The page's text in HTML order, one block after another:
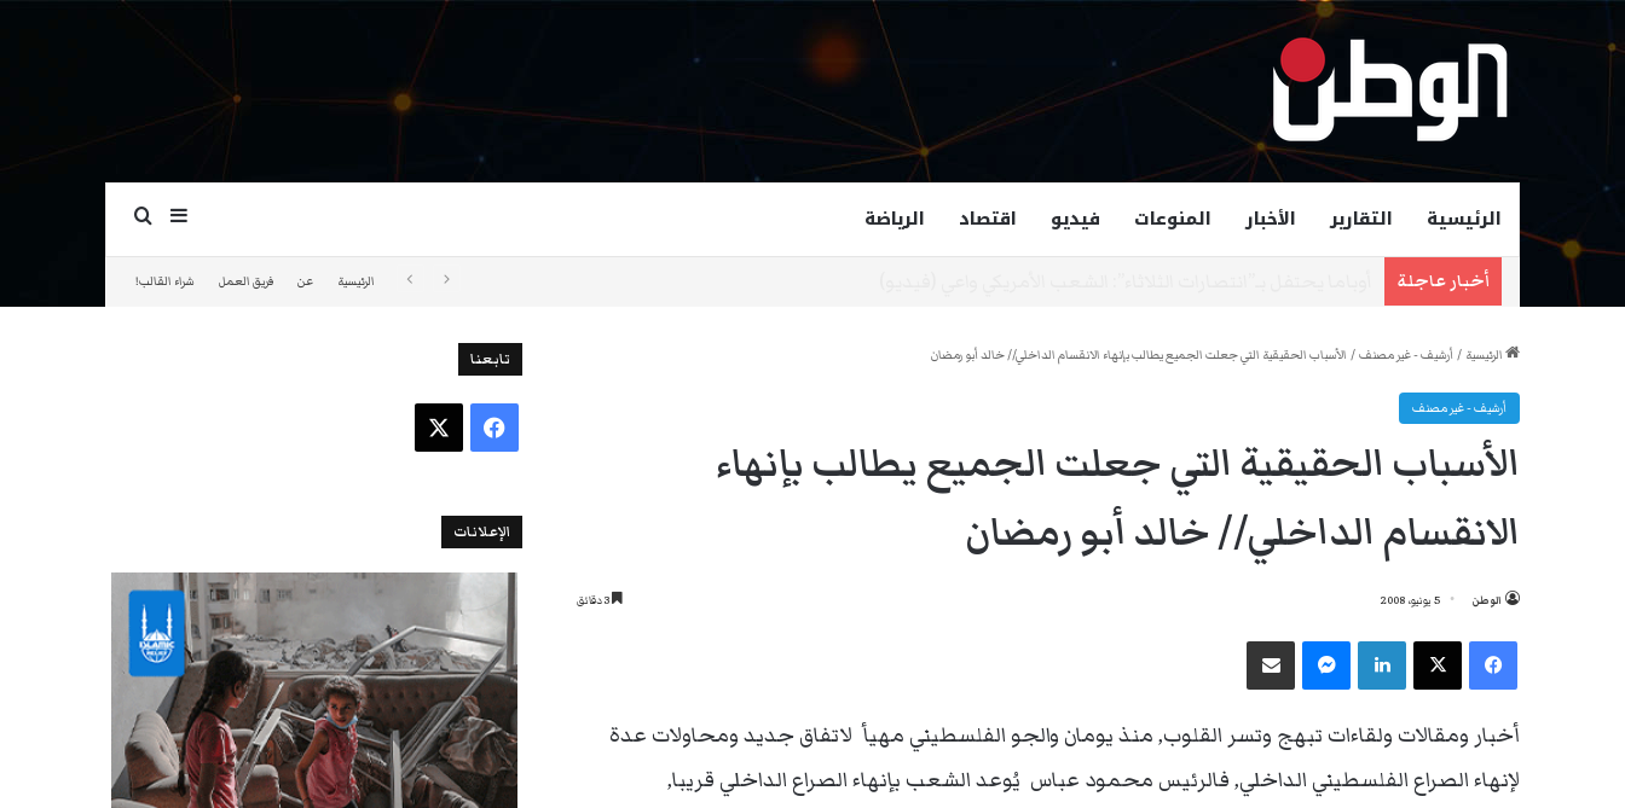
الرئيسية التقارير الأخبار المنوعات فيديو اقتصاد الرياضة إضافة عمود جانبي
بحث عن
أخبار عاجلة الرئيسية عن فريق العمل شراء القالب!
الرئيسية / أرشيف - غير مصنف/ الأسباب الحقيقية التي جعلت الجميع يطالب بإنهاء الانقسام الداخلي// خالد أبو رمضان
أرشيف - غير مصنف
الأسباب الحقيقية التي جعلت الجميع يطالب بإنهاء
الانقسام الداخلي// خالد أبو رمضان
الوطن 5 يونيو، 2008
فيسبوك ‫X لينكدإن ماسنجر مشاركة عبر البريد
أخبار ومقالات ولقاءات تبهج وتسر القلوب, منذ يومان والجو الفلسطيني مهيأ لاتفاق جديد ومحاولات عدة
لإنهاء الصراع الفلسطيني الداخلي, فالرئيس محمود عباس يُوعد الشعب بإنهاء الصراع الداخلي قريبا,
تابعنا
فيسبوك
الإعلانات